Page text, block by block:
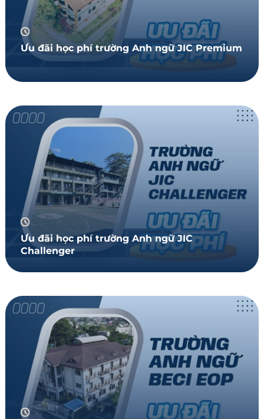
Ưu đãi học phí trường Anh ngữ JIC Premium
Ưu đãi học phí trường Anh ngữ JIC
Challenger